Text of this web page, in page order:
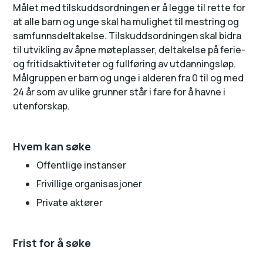
Målet med tilskuddsordningen er å legge til rette for
at alle barn og unge skal ha mulighet til mestring og
samfunnsdeltakelse. Tilskuddsordningen skal bidra
til utvikling av åpne møteplasser, deltakelse på ferie-
og fritidsaktiviteter og fullføring av utdanningsløp.
Målgruppen er barn og unge i alderen fra 0 til og med
24 år som av ulike grunner står i fare for å havne i
utenforskap.
Hvem kan søke
Offentlige instanser
Frivillige organisasjoner
Private aktører
Frist for å søke